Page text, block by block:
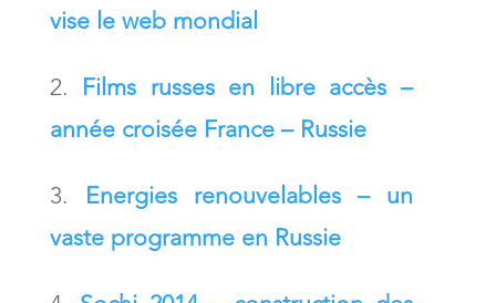
vise le web mondial
Films russes en libre accès –
année croisée France – Russie
Energies renouvelables – un
vaste programme en Russie